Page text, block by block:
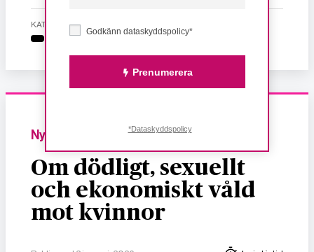
KATEGORI
Nyheter
Om dödligt, sexuellt
och ekonomiskt våld
mot kvinnor
Godkänn dataskyddspolicy*
Prenumerera
*Dataskyddspolicy